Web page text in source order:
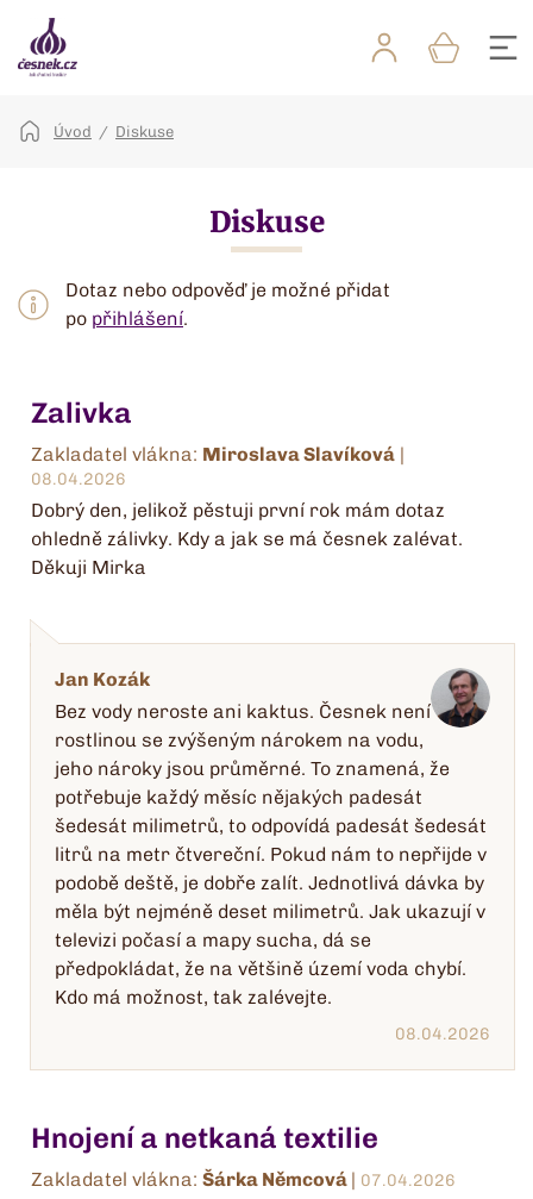
Úvod Diskuse
Diskuse
Dotaz nebo odpověď je možné přidat
po přihlášení.
Zalivka
Zakladatel vlákna: Miroslava Slavíková |
08.04.2026
Dobrý den, jelikož pěstuji první rok mám dotaz
ohledně zálivky. Kdy a jak se má česnek zalévat.
Děkuji Mirka
Jan Kozák
Bez vody neroste ani kaktus. Česnek není
rostlinou se zvýšeným nárokem na vodu,
jeho nároky jsou průměrné. To znamená, že
potřebuje každý měsíc nějakých padesát
šedesát milimetrů, to odpovídá padesát šedesát
litrů na metr čtvereční. Pokud nám to nepřijde v
podobě deště, je dobře zalít. Jednotlivá dávka by
měla být nejméně deset milimetrů. Jak ukazují v
televizi počasí a mapy sucha, dá se
předpokládat, že na většině území voda chybí.
Kdo má možnost, tak zalévejte.
08.04.2026
Hnojení a netkaná textilie
Zakladatel vlákna: Šárka Němcová | 07.04.2026